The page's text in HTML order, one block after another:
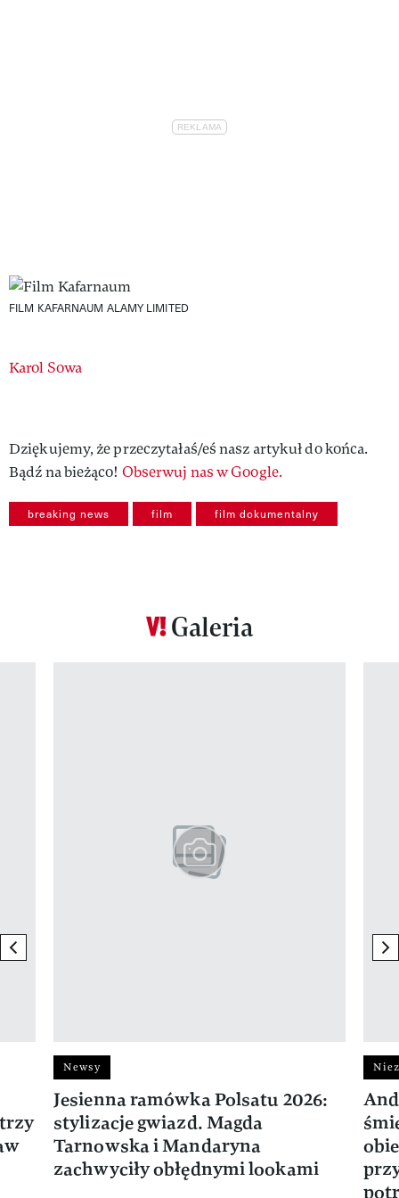
FILM KAFARNAUM ALAMY LIMITED
Authors
Karol Sowa
Dziękujemy, że przeczytałaś/eś nasz artykuł do końca.
Bądź na bieżąco! Obserwuj nas w Google.
breaking news film film dokumentalny
Galeria
previous element
Newsy
Jesienna ramówka Polsatu 2026:
stylizacje gwiazd. Magda
Tarnowska i Mandaryna
zachwyciły obłędnymi lookami